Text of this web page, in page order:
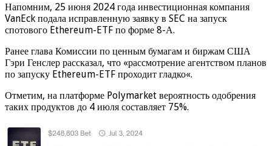
Напомним, 25 июня 2024 года инвестиционная компания
VanEck подала исправленную заявку в SEC на запуск
спотового Ethereum-ETF по форме 8-А.
Ранее глава Комиссии по ценным бумагам и биржам США
Гэри Генслер рассказал, что «рассмотрение агентством планов
по запуску Ethereum-ETF проходит гладко«.
Отметим, на платформе Polymarket вероятность одобрения
таких продуктов до 4 июля составляет 75%.